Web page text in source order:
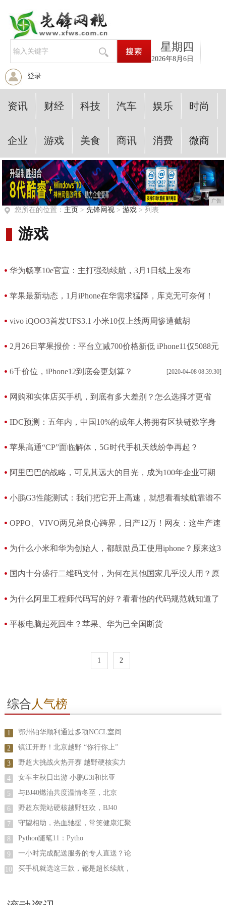
星期四
2026年8月6日
登录
资讯 财经 科技 汽车 娱乐 时尚
企业 游戏 美食 商讯 消费 微商
广告
您所在的位置： 主页 > 先锋网视> 游戏> 列表
游戏
华为畅享10e官宣：主打强劲续航，3月1日线上发布
苹果最新动态，1月iPhone在华需求猛降，库克无可奈何！
vivo iQOO3首发UFS3.1 小米10仅上线两周惨遭截胡
2月26日苹果报价：平台立减700价格新低 iPhone11仅5088元
6千价位，iPhone12到底会更划算？ [2020-04-08 08:39:30]
网购和实体店买手机，到底有多大差别？怎么选择才更省
[2020-04-07 08:21:18]
IDC预测：五年内，中国10%的成年人将拥有区块链数字身
[2020-04-07 07:24:28]
苹果高通“CP”面临解体，5G时代手机天线纷争再起？
阿里巴巴的战略，可见其远大的目光，成为100年企业可期
小鹏G3性能测试：我们把它开上高速，就想看看续航靠谱不
OPPO、VIVO两兄弟良心跨界，日产12万！网友：这生产速
[2020-04-06 08:23:32]
为什么小米和华为创始人，都鼓励员工使用iphone？原来这3
[2020-04-06 07:34:12]
国内十分盛行二维码支付，为何在其他国家几乎没人用？原
[2020-04-05 18:18:33]
为什么阿里工程师代码写的好？看看他的代码规范就知道了
平板电脑起死回生？苹果、华为已全国断货
1 2
综合 人气榜
1 鄂州铂华顺利通过多项NCCL室间
2 镇江开野！北京越野 “你行你上”
3 野超大挑战火热开赛 越野硬核实力
4 女车主秋日出游 小鹏G3i和比亚
5 与BJ40燃油共度温情冬至，北京
6 野超东莞站硬核越野狂欢，BJ40
7 守望相助，热血驰援，常笑健康汇聚
8 Python随笔11：Pytho
9 一小时完成配送服务的专人直送？论
10 买手机就选这三款，都是超长续航，